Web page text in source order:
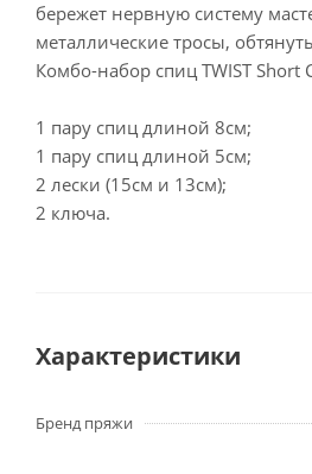
бережет нервную систему
металлические тросы,
Комбо-набор спиц TWIST Short
1 пару спиц длиной 8см;
1 пару спиц длиной 5см;
2 лески (15см и 13см);
2 ключа.
Характеристики
Бренд пряжи